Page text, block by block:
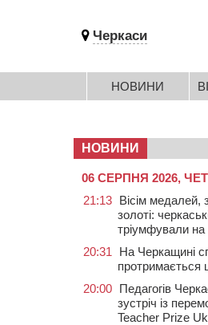
Черкаси
НОВИНИ
НОВИНИ
06 СЕРПНЯ 2026,
21:13 Вісім медалей,
золоті:
тріумфували на
20:31
На Черкащині
протримається
20:00 Педагогів
зустріч із
Teacher Prize